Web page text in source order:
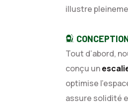
illustre
Tout d’abord,
conçu un
optimise
assure solidité